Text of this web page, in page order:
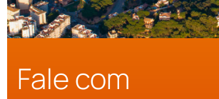
Fale com